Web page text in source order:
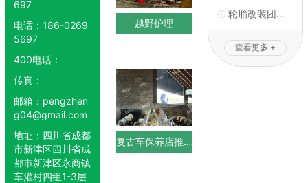
697
电话：186-0269
5697
400电话：
传真：
邮箱： pengzhen
g04@gmail.com
地址： 四川省成都
市新津区四川省成
都市新津区永商镇
车灌村四组1-3层
越野护理
复古车保养店推荐
轮胎改装团队哪家好
查看更多 +